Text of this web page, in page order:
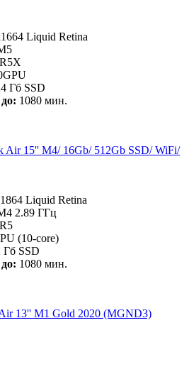
Liquid Retina
Гб SSD
1080 мин.
Air 15'' M4/ 16Gb/ 512Gb SSD/ WiFi/
Liquid Retina
2.89 ГГц
(10-core)
Гб SSD
1080 мин.
13'' M1 Gold 2020 (MGND3)